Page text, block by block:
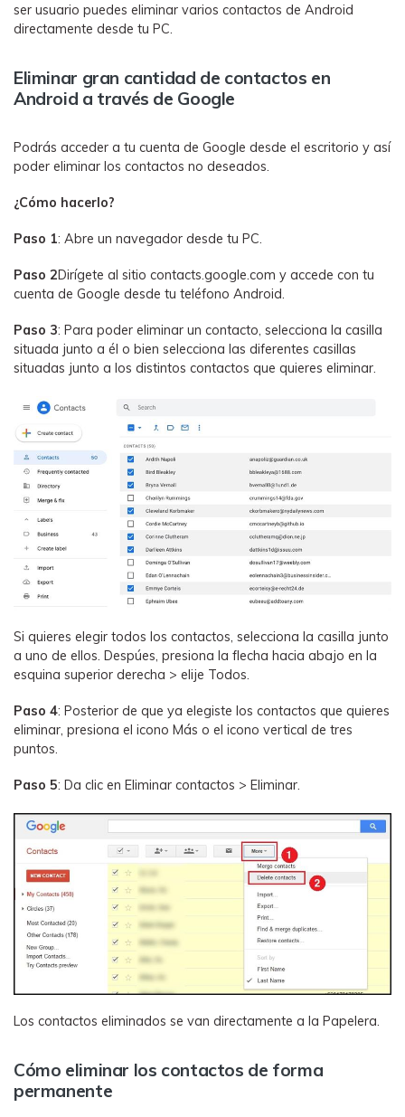
ser usuario puedes eliminar varios contactos de Android
directamente desde tu PC.
Eliminar gran cantidad de contactos en
Android a través de Google
Podrás acceder a tu cuenta de Google desde el escritorio y así
poder eliminar los contactos no deseados.
¿Cómo hacerlo?
Paso 1: Abre un navegador desde tu PC.
Paso 2Dirígete al sitio contacts.google.com y accede con tu
cuenta de Google desde tu teléfono Android.
Paso 3: Para poder eliminar un contacto, selecciona la casilla
situada junto a él o bien selecciona las diferentes casillas
situadas junto a los distintos contactos que quieres eliminar.
Si quieres elegir todos los contactos, selecciona la casilla junto
a uno de ellos. Despúes, presiona la flecha hacia abajo en la
esquina superior derecha > elije Todos.
Paso 4: Posterior de que ya elegiste los contactos que quieres
eliminar, presiona el icono Más o el icono vertical de tres
puntos.
Paso 5: Da clic en Eliminar contactos > Eliminar.
Los contactos eliminados se van directamente a la Papelera.
Cómo eliminar los contactos de forma
permanente